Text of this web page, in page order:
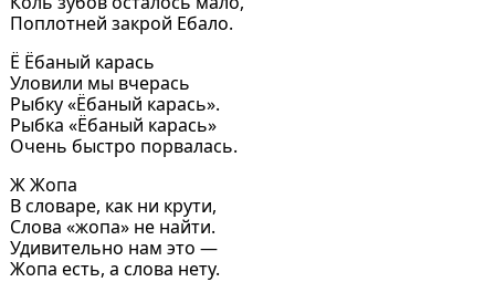
Поплотней закрой Ебало.
Ё Ёбаный карась
Уловили мы вчерась
Рыбку «Ёбаный карась».
Рыбка «Ёбаный карась»
Очень быстро порвалась.
Ж Жопа
В словаре, как ни крути,
Слова «жопа» не найти.
Удивительно нам это —
Жопа есть, а слова нету.